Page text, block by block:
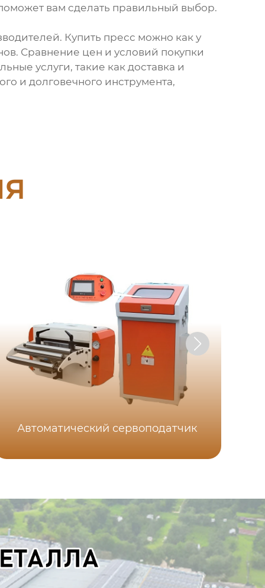
вам сделать правильный выбор.
Купить пресс можно как у
Сравнение цен и условий покупки
услуги, такие как доставка и
и долговечного инструмента,
Автоматический сервоподатчик